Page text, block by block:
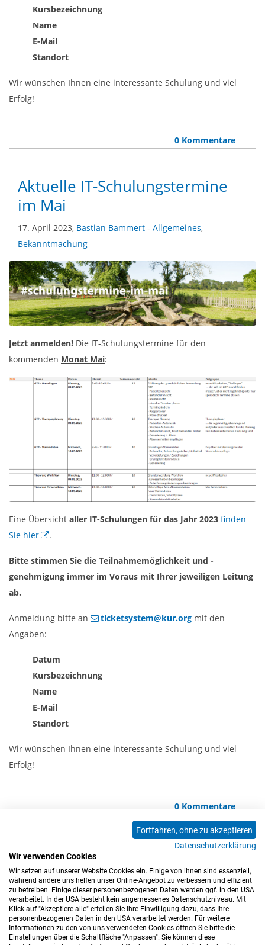
Kursbezeichnung
Name
E-Mail
Standort
Wir wünschen Ihnen eine interessante Schulung und viel
Erfolg!
0 Kommentare
Aktuelle IT-Schulungstermine
im Mai
17. April 2023, Bastian Bammert - Allgemeines,
Bekanntmachung
Jetzt anmelden! Die IT-Schulungstermine für den
kommenden Monat Mai:
Eine Übersicht aller IT-Schulungen für das Jahr 2023 finden
Sie hier
.
Bitte stimmen Sie die Teilnahmemöglichkeit und -
genehmigung immer im Voraus mit Ihrer jeweiligen Leitung
ab.
Anmeldung bitte an ticketsystem@kur.org mit den
Angaben:
Datum
Kursbezeichnung
Name
E-Mail
Standort
Wir wünschen Ihnen eine interessante Schulung und viel
Erfolg!
0 Kommentare
<< < 1 2
10
11 12 13 14 15 16 17 > >>
Fortfahren, ohne zu akzeptieren
Datenschutzerklärung
Wir verwenden Cookies
Wir setzen auf unserer Website Cookies ein. Einige von ihnen sind essenziell,
während andere uns helfen unser Online-Angebot zu verbessern und effizient
zu betreiben. Einige dieser personenbezogenen Daten werden ggf. in den USA
verarbeitet. In der USA besteht kein angemessenes Datenschutzniveau. Mit
Klick auf "Akzeptiere alle" erteilen Sie Ihre Einwilligung dazu, dass Ihre
personenbezogenen Daten in den USA verarbeitet werden. Für weitere
Informationen zu den von uns verwendeten Cookies öffnen Sie bitte die
Einstellungen über die Schaltfläche "Anpassen". Sie können diese